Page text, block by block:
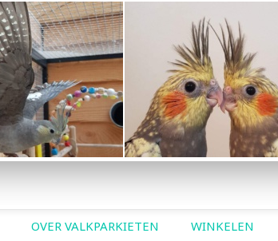
OVER VALKPARKIETEN WINKELEN